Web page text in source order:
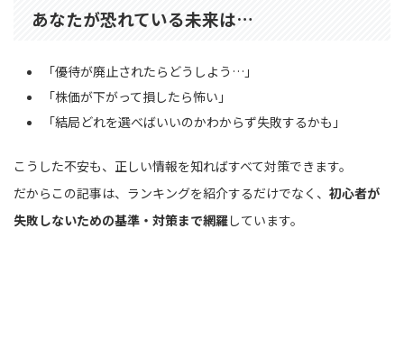
あなたが恐れている未来は…
「優待が廃止されたらどうしよう…」
「株価が下がって損したら怖い」
「結局どれを選べばいいのかわからず失敗するかも」
こうした不安も、正しい情報を知ればすべて対策できます。
だからこの記事は、ランキングを紹介するだけでなく、 初心者が
失敗しないための基準・対策まで網羅しています。